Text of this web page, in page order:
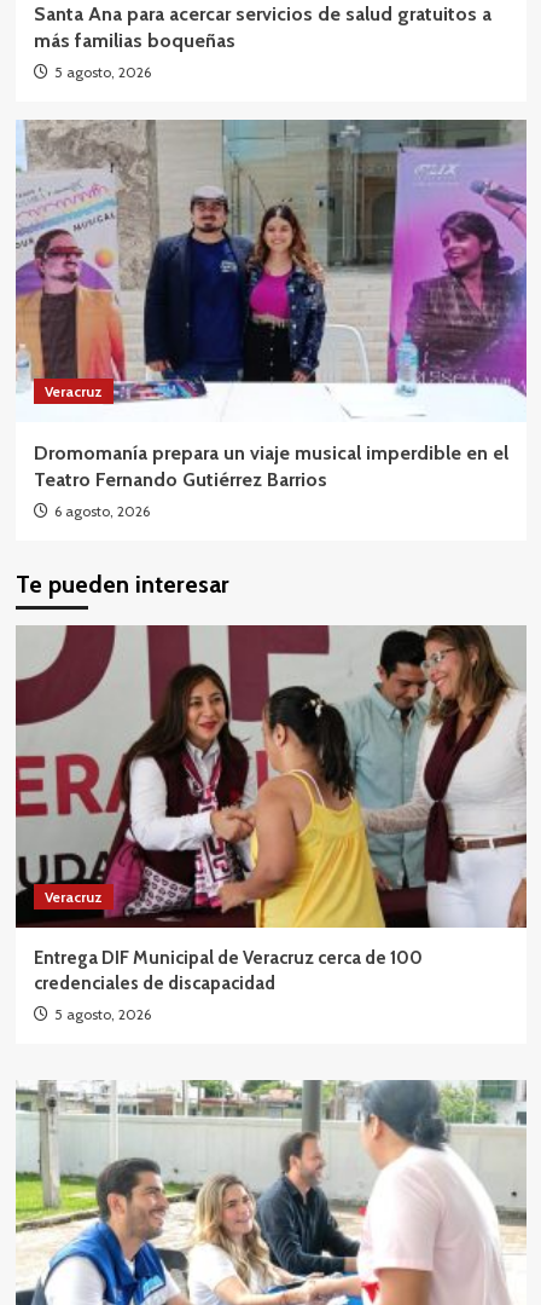
Santa Ana para acercar servicios de salud gratuitos a
más familias boqueñas
5 agosto, 2026
Veracruz
Dromomanía prepara un viaje musical imperdible en el
Teatro Fernando Gutiérrez Barrios
6 agosto, 2026
Te pueden interesar
Veracruz
Entrega DIF Municipal de Veracruz cerca de 100
credenciales de discapacidad
5 agosto, 2026